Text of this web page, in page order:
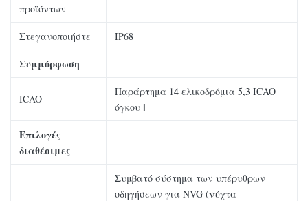
προϊόντων
Στεγανοποιήστε IP68
Συμμόρφωση
ICAO
Παράρτημα 14 ελικοδρόμια 5,3 ICAO
όγκου ǁ
Επιλογές
διαθέσιμες
Συμβατό σύστημα των υπέρυθρων
οδηγήσεων για NVG (νύχτα